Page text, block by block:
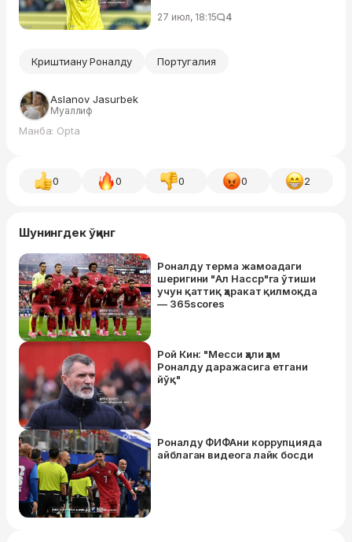
27 июл, 18:15 4
Криштиану Роналду Португалия
Aslanov Jasurbek
Муаллиф
Манба: Opta
0 0 0 0 2
Шунингдек ўқинг
Роналду терма жамоадаги
шеригини "Ал Наcср"га ўтиши
учун қаттиқ ҳаракат қилмоқда
— 365scores
Рой Кин: "Месси ҳали ҳам
Роналду даражасига етгани
йўқ"
Роналду ФИФАни коррупцияда
айблаган видеога лайк босди